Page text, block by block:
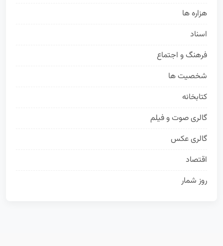
هزاره ها
اسناد
فرهنگ و اجتماع
شخصیت ها
کتابخانه
گالری صوت و فیلم
گالری عکس
اقتصاد
روز شمار